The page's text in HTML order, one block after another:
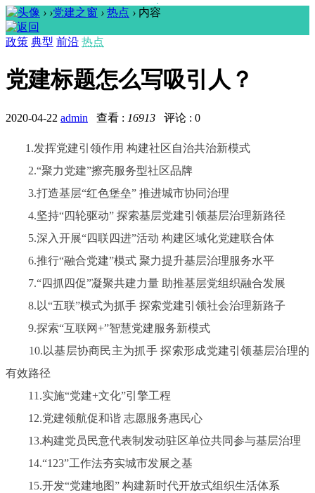
› ›党建之窗 › 热点 › 内容
政策 典型 前沿 热点
党建标题怎么写吸引人？
2020-04-22 admin 查看 : 16913 评论 : 0
1.发挥党建引领作用 构建社区自治共治新模式
2.“聚力党建”擦亮服务型社区品牌
3.打造基层“红色堡垒” 推进城市协同治理
4.坚持“四轮驱动” 探索基层党建引领基层治理新路径
5.深入开展“四联四进”活动 构建区域化党建联合体
6.推行“融合党建”模式 聚力提升基层治理服务水平
7.“四抓四促”凝聚共建力量 助推基层党组织融合发展
8.以“五联”模式为抓手 探索党建引领社会治理新路子
9.探索“互联网+”智慧党建服务新模式
10.以基层协商民主为抓手 探索形成党建引领基层治理的
有效路径
11.实施“党建+文化”引擎工程
12.党建领航促和谐 志愿服务惠民心
13.构建党员民意代表制发动驻区单位共同参与基层治理
14.“123”工作法夯实城市发展之基
15.开发“党建地图” 构建新时代开放式组织生活体系